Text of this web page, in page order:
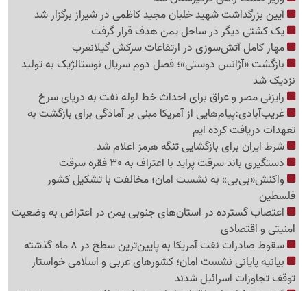
آیین بزرگداشت شهید خلبان مجید کاظمی در شیراز برگزار شد
یک کشتی دیگر در ساحل یمن هدف قرار گرفت
مهار کامل آتش‌سوزی در ارتفاعات سرکش گیلانغرب
بازگشت «آژانس دوستی»؛ فصل دوم سریال نوستالژیک به تولید
نزدیک شد
رایزنی مصر و عراق برای احداث خط لوله نفت به دریای سرخ
غریب‌آبادی:پیام‌هایی از آمریکا مبنی بر آمادگی برای بازگشت به
تعهدات دریافت کرده ایم
شرط ایران برای بازگشایی تنگه هرمز اعلام شد
دستگیری باند سرقت پراید با اعتراف به 30 فقره سرقت
واکنش«بی‌بی» به نشست امان؛ مخالفت با تشکیل کشور
فلسطین
اعتصاب گسترده در استان‌های جنوبی یمن در اعتراض به وضعیت
امنیتی و اقتصادی
سقوط صادرات نفت آمریکا به پایین‌ترین سطح در 8 ماه گذشته
بیانیه پایانی نشست امان؛ کشورهای عربی و اسلامی خواستار
توقف تجاوزات اسرائیل شدند